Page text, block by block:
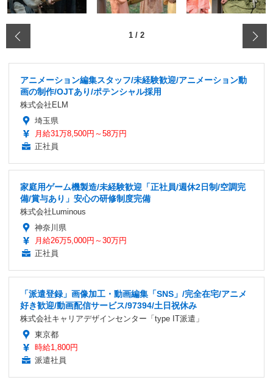
1 / 2
アニメーション編集スタッフ/未経験歓迎/アニメーション動
画の制作/OJTあり/ポテンシャル採用
株式会社ELM
埼玉県
月給31万8,500円～58万円
正社員
家庭用ゲーム機製造/未経験歓迎「正社員/週休2日制/空調完
備/賞与あり」安心の研修制度完備
株式会社Luminous
神奈川県
月給26万5,000円～30万円
正社員
「派遣登録」画像加工・動画編集「SNS」/完全在宅/アニメ
好き歓迎/動画配信サービス/97394/土日祝休み
株式会社キャリアデザインセンター「type IT派遣」
東京都
時給1,800円
派遣社員